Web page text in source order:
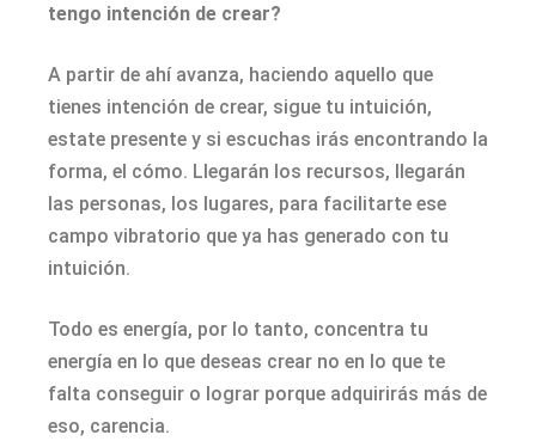
tengo intención de crear?
A partir de ahí avanza, haciendo aquello que
tienes intención de crear, sigue tu intuición,
estate presente y si escuchas irás encontrando la
forma, el cómo. Llegarán los recursos, llegarán
las personas, los lugares, para facilitarte ese
campo vibratorio que ya has generado con tu
intuición.
Todo es energía, por lo tanto, concentra tu
energía en lo que deseas crear no en lo que te
falta conseguir o lograr porque adquirirás más de
eso, carencia.